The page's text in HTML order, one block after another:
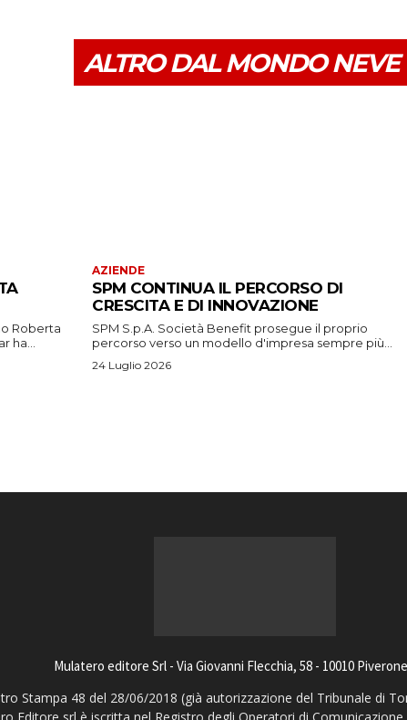
ALTRO DAL MONDO NEVE
Roberta
ha...
AZIENDE
SPM CONTINUA IL PERCORSO DI
CRESCITA E DI INNOVAZIONE
SPM S.p.A. Società Benefit prosegue il proprio
percorso verso un modello d'impresa sempre più...
24 Luglio 2026
Mulatero editore Srl - Via Giovanni Flecchia, 58 - 10010
Stampa 48 del 28/06/2018 (già autorizzazione del Tribunale di
Editore srl è iscritta nel Registro degli Operatori di Comunicazione